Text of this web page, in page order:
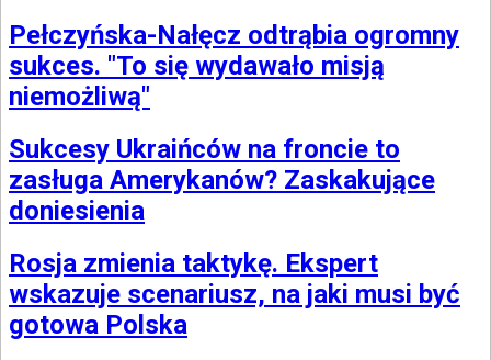
Pełczyńska-Nałęcz odtrąbia ogromny
sukces. "To się wydawało misją
niemożliwą"
Sukcesy Ukraińców na froncie to
zasługa Amerykanów? Zaskakujące
doniesienia
Rosja zmienia taktykę. Ekspert
wskazuje scenariusz, na jaki musi być
gotowa Polska